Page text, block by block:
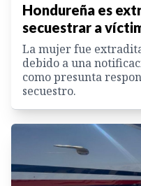
Hondureña es
secuestrar a
La mujer fue
debido a una
como presunta
secuestro.